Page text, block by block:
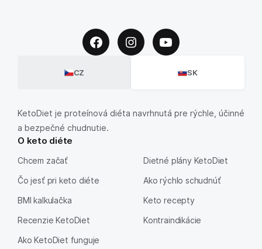
CZ SK
KetoDiet je proteínová diéta navrhnutá pre rýchle, účinné
a bezpečné chudnutie.
O keto diéte
Chcem začať
Čo jesť pri keto diéte
BMI kalkulačka
Recenzie KetoDiet
Ako KetoDiet funguje
Dietné plány KetoDiet
Ako rýchlo schudnúť
Keto recepty
Kontraindikácie